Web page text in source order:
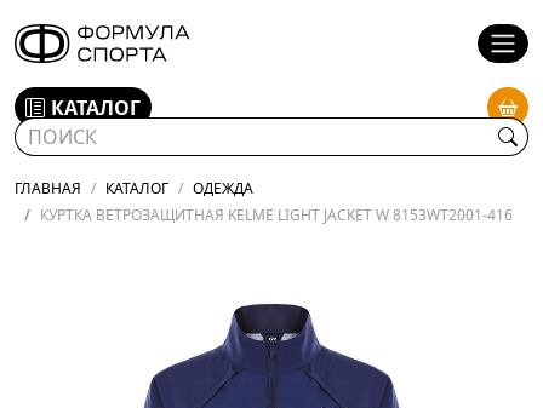
КАТАЛОГ
ГЛАВНАЯ КАТАЛОГ
ОДЕЖДА
КУРТКА ВЕТРОЗАЩИТНАЯ KELME LIGHT JACKET W 8153WT2001-416